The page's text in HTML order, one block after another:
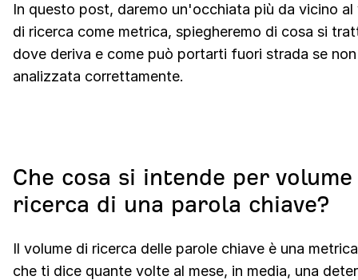
In questo post, daremo un'occhiata più da vicino al
di ricerca come metrica, spiegheremo di cosa si
dove deriva e come può portarti fuori strada se
analizzata correttamente.
Che cosa si intende per
ricerca di una parola chiave?
Il volume di ricerca delle parole chiave è una
che ti dice quante volte al mese, in media, una